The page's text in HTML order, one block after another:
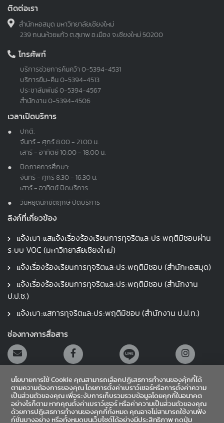
ติดต่อเรา
สำนักหอสมุด มหาวิทยาลัยเชียงใหม่
239 ถนนห้วยแก้ว ต.สุเทพ อ.เมือง จ.เชียงใหม่ 50200
โทรศัพท์
บริการช่วยการค้นคว้า 0-5394-4531
บริการยืม-คืน 0-5394-4513
ประชาสัมพันธ์ 0-5394-4567
สำนักงาน 0-5394-4506
เวลาเปิดบริการ
ปกติ:
จันทร์ - ศุกร์ 8.00 - 21.00 น.
เสาร์ - อาทิตย์ 10.00 - 18.00 น.
ปิดภาคการศึกษา:
จันทร์ - ศุกร์ 8.30 - 16.30 น.
เสาร์ - อาทิตย์ ปิดบริการ
วันหยุดนักขัตฤกษ์ ปิดบริการ
ลิงก์ที่เกี่ยวข้อง
แจ้งเบาะแสแจ้งเรื่องร้องเรียนการทุจริตและประพฤติมิชอบผ่าน
ระบบ VOC (มหาวิทยาลัยเชียงใหม่)
แจ้งเรื่องร้องเรียนการทุจริตและประพฤติมิชอบ (สำนักหอสมุด)
แจ้งเรื่องร้องเรียนการทุจริตและประพฤติมิชอบ (สำนักงาน
ป.ป.ช.)
แจ้งเบาะแสการทุจริตและประพฤติมิชอบ (สำนักงาน ป.ป.ท.)
ช่องทางการสื่อสาร
สายตรงผู้อำนวยการ
นโยบายการใช้ Cookie คุณสามารถเลือกปฏิเสธการทำงานของคุ้กกี้ได้
ตามความต้องการของคุณ โดยการตั้งค่าเบราว์เซอร์หรือการตั้งค่าความ
เป็นส่วนตัวของคุณ เพื่อระงับการเก็บรวมรวบข้อมูลโดยคุกกี้ในอนาคต
อย่างไรก็ตาม หากคุณตั้งค่าเบราว์เซอร์ หรือค่าความเป็นส่วนตัวของคุณ
ด้วยการปฎิเสธการทำงานของคุกกี้ทั้งหมด คุณอาจไม่สามารถใช้งานฟัง
ก์ชั่นบางอย่าง หรือทั้งหมดบนเว็บไซต์ได้อย่างมีประสิทธิภาพ กดปุ่ม